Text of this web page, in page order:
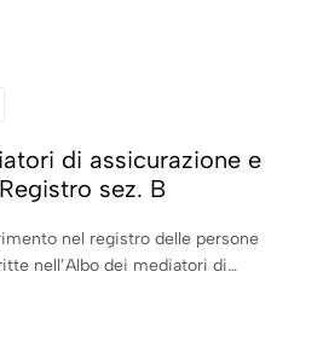
di assicurazione e
sez. B
nel registro delle persone
nell’Albo dei mediatori di…